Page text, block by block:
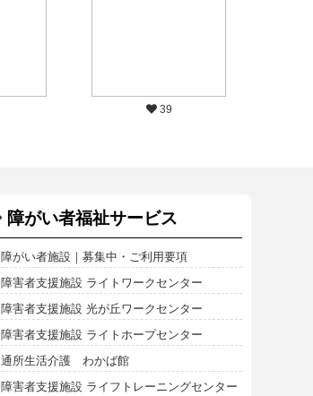
39
障がい者福祉サービス
障がい者施設｜募集中・ご利用要項
障害者支援施設 ライトワークセンター
障害者支援施設 光が丘ワークセンター
障害者支援施設 ライトホープセンター
通所生活介護 わかば館
障害者支援施設 ライフトレーニングセンター